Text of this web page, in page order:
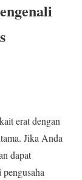
erat dengan
Jika Anda
dapat